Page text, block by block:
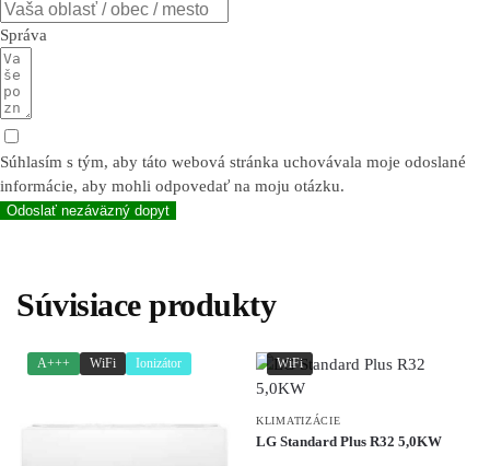
Správa
Súhlasím s tým, aby táto webová stránka uchovávala moje odoslané
informácie, aby mohli odpovedať na moju otázku.
Odoslať nezáväzný dopyt
Súvisiace produkty
A+++ WiFi Ionizátor WiFi
KLIMATIZÁCIE
LG Standard Plus R32 5,0KW